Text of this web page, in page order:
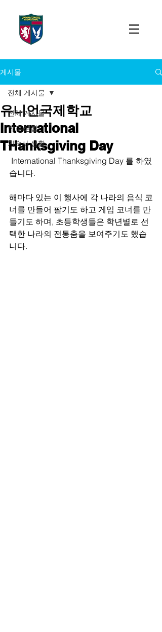
게시물
전체 게시물
학교 생활
기숙사 생활
전체 게시물
유니언국제학교
International
THanksgiving Day
습니다.
해마다 있는 이 행사에 각 나라의 음식 코
너를 만들어 팔기도 하고 게임 코너를 만
들기도 하며, 초등학생들은 학년별로 선
택한 나라의 전통춤을 보여주기도 했습
니다.